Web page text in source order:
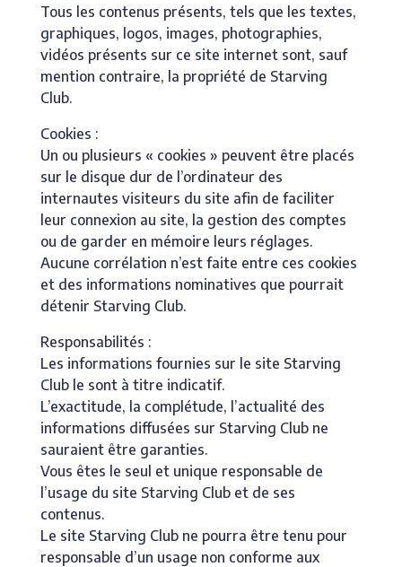
Tous les contenus présents, tels que les textes,
graphiques, logos, images, photographies,
vidéos présents sur ce site internet sont, sauf
mention contraire, la propriété de Starving
Club.
Cookies :
Un ou plusieurs « cookies » peuvent être placés
sur le disque dur de l’ordinateur des
internautes visiteurs du site afin de faciliter
leur connexion au site, la gestion des comptes
ou de garder en mémoire leurs réglages.
Aucune corrélation n’est faite entre ces cookies
et des informations nominatives que pourrait
détenir Starving Club.
Responsabilités :
Les informations fournies sur le site Starving
Club le sont à titre indicatif.
L’exactitude, la complétude, l’actualité des
informations diffusées sur Starving Club ne
sauraient être garanties.
Vous êtes le seul et unique responsable de
l’usage du site Starving Club et de ses
contenus.
Le site Starving Club ne pourra être tenu pour
responsable d’un usage non conforme aux